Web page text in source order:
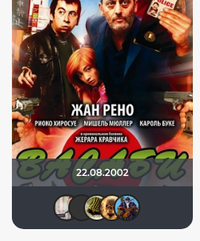
22.08.2002
MacMailler